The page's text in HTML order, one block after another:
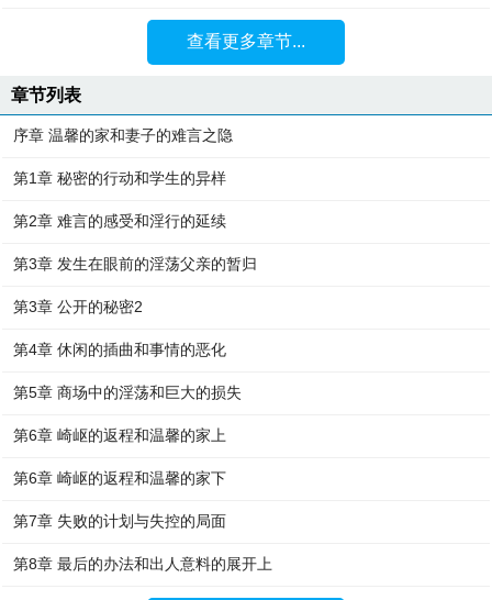
查看更多章节...
章节列表
序章 温馨的家和妻子的难言之隐
第1章 秘密的行动和学生的异样
第2章 难言的感受和淫行的延续
第3章 发生在眼前的淫荡父亲的暂归
第3章 公开的秘密2
第4章 休闲的插曲和事情的恶化
第5章 商场中的淫荡和巨大的损失
第6章 崎岖的返程和温馨的家上
第6章 崎岖的返程和温馨的家下
第7章 失败的计划与失控的局面
第8章 最后的办法和出人意料的展开上